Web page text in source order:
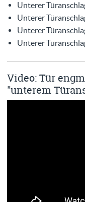
Unterer
Unterer
Unterer
Unterer
Video: Tür
"unterem